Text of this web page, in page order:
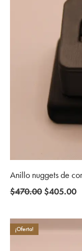
Anillo nuggets de
$470.00 Original
was:
$470.00.
$405.00
¡Oferta!